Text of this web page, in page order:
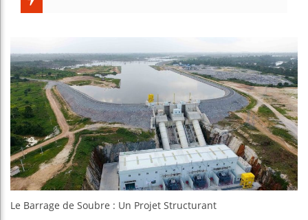
Guinée
Bénin :
Le Barrage de Soubre : Un Projet Structurant